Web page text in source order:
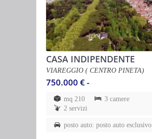
CASA INDIPENDENTE
VIAREGGIO ( CENTRO PINETA)
750.000 € -
mq 210
3 camere
2 servizi
posto auto: posto auto esclusivo